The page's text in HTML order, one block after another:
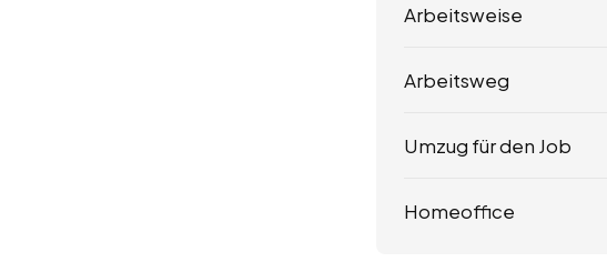
Arbeitsweise
Arbeitsweg
Umzug für den Job
Homeoffice